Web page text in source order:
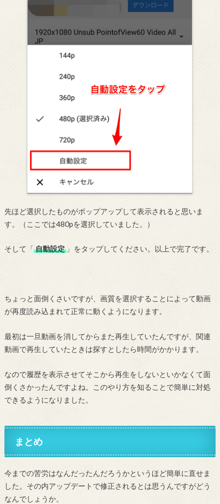
先ほど選択したものがポップアップして表示されると思いま
す。（ここでは480pを選択していました。）
そして「 自動設定」をタップしてください。以上で完了です。
ちょっと面倒くさいですが、画質を選択することによって動画
が再度読み込まれて正常に動くようになります。
最初は一旦動画を消してからまた再生していたんですが、関連
動画で再生していたときは探すとしたら時間がかかります。
なので履歴を表示させてそこから再生をしないといかなくて面
倒くさかったんですよね。このやり方を知ることで簡単に対処
できるようになりました。
まとめ
今までの苦労はなんだったんだろうかというほど簡単に直せま
した。その内アップデートで修正されるとは思うんですがどう
なんでしょうか。